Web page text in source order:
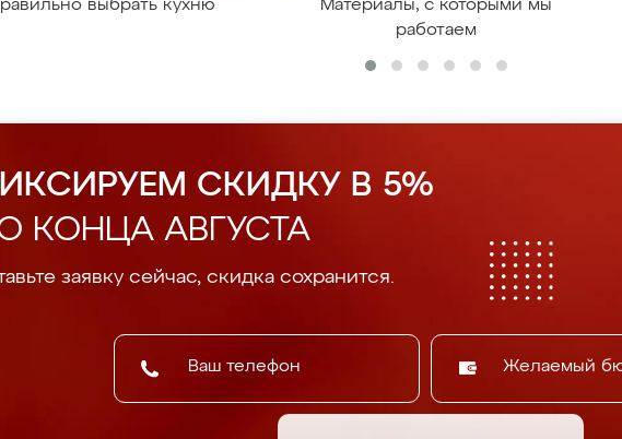
выбрать кухню
Материалы, с которыми мы
работаем
СКИДКУ В 5%
КОНЦА АВГУСТА
заявку сейчас, скидка сохранится.
Желаемый